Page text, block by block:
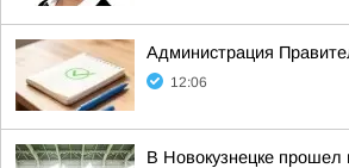
Администрация
12:06
В Новокузнецке прошел